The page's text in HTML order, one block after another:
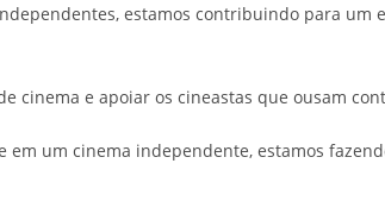
estamos contribuindo para um
cinema e apoiar os cineastas que ousam
em um cinema independente, estamos